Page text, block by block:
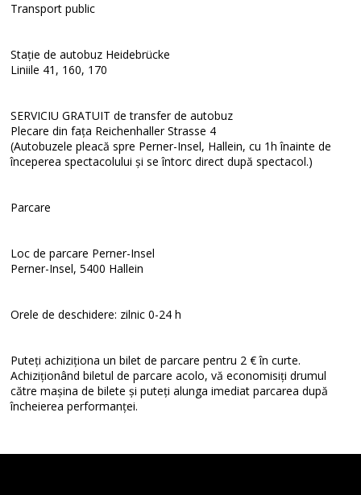
Transport public
Stație de autobuz Heidebrücke
Liniile 41, 160, 170
SERVICIU GRATUIT de transfer de autobuz
Plecare din fața Reichenhaller Strasse 4
(Autobuzele pleacă spre Perner-Insel, Hallein, cu 1h înainte de
începerea spectacolului și se întorc direct după spectacol.)
Parcare
Loc de parcare Perner-Insel
Perner-Insel, 5400 Hallein
Orele de deschidere: zilnic 0-24 h
Puteți achiziționa un bilet de parcare pentru 2 € în curte.
Achiziționând biletul de parcare acolo, vă economisiți drumul
către mașina de bilete și puteți alunga imediat parcarea după
încheierea performanței.